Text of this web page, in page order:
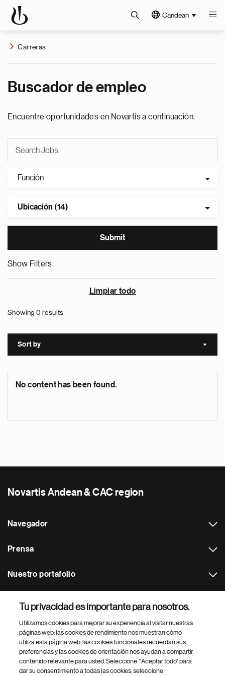
Candean
Carreras
Buscador de empleo
Encuentre oportunidades en Novartis a continuación.
Función
Ubicación (14)
Show Filters
Limpiar todo
Showing 0 results
Sort by Sort
No content has been found.
Novartis Andean & CAC region
Navegador
Prensa
Nuestro portafolio
Footer Site Search
Tu privacidad es importante para nosotros.
Utilizamos cookies para mejorar su experiencia al visitar nuestras
páginas web: las cookies de rendimiento nos muestran cómo
utiliza esta página web, las cookies funcionales recuerdan sus
preferencias y las cookies de orientación nos ayudan a compartir
contenido relevante para usted. Seleccione: "Aceptar todo" para
dar su consentimiento a todas las cookies, seleccione